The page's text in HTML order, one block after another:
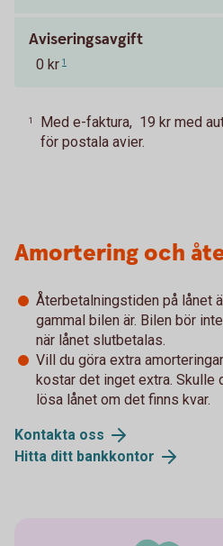
Aviseringsavgift
0 kr 1
1
Med e-faktura, 19 kr med
för postala avier.
Amortering och
Återbetalningstiden på lånet
gammal bilen är. Bilen bör
när lånet slutbetalas.
Vill du göra extra
kostar det inget extra. Skulle
lösa lånet om det finns kvar.
Kontakta oss
Hitta ditt bankkontor